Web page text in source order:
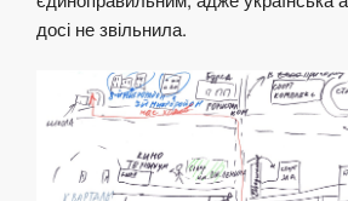
досі не звільнила.